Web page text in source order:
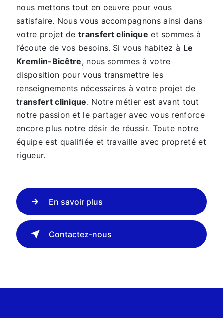
nous mettons tout en oeuvre pour vous
satisfaire. Nous vous accompagnons ainsi dans
votre projet detransfert clinique et sommes à
l’écoute de vos besoins. Si vous habitez à Le
Kremlin-Bicêtre, nous sommes à votre
disposition pour vous transmettre les
renseignements nécessaires à votre projet de
transfert clinique. Notre métier est avant tout
notre passion et le partager avec vous renforce
encore plus notre désir de réussir. Toute notre
équipe est qualifiée et travaille avec propreté et
rigueur.
En savoir plus
Contactez-nous